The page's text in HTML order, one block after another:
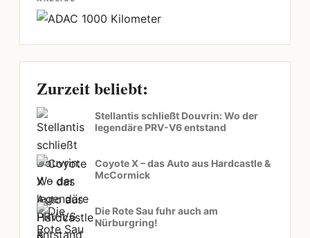
Zurzeit beliebt:
Stellantis schließt Douvrin: Wo der
legendäre PRV-V6 entstand
Coyote X – das Auto aus Hardcastle &
McCormick
Die Rote Sau fuhr auch am
Nürburgring!